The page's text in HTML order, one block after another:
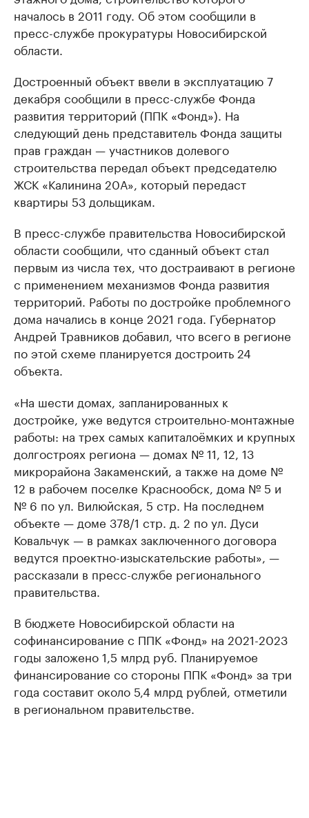
началось в 2011 году. Об этом сообщили в
пресс-службе прокуратуры Новосибирской
области.
Достроенный объект ввели в эксплуатацию 7
декабря сообщили в пресс-службе Фонда
развития территорий (ППК «Фонд»). На
следующий день представитель Фонда защиты
прав граждан — участников долевого
строительства передал объект председателю
ЖСК «Калинина 20А», который передаст
квартиры 53 дольщикам.
В пресс-службе правительства Новосибирской
области сообщили, что сданный объект стал
первым из числа тех, что достраивают в регионе
с применением механизмов Фонда развития
территорий. Работы по достройке проблемного
дома начались в конце 2021 года. Губернатор
Андрей Травников добавил, что всего в регионе
по этой схеме планируется достроить 24
объекта.
«На шести домах, запланированных к
достройке, уже ведутся строительно-монтажные
работы: на трех самых капиталоёмких и крупных
долгостроях региона — домах № 11, 12, 13
микрорайона Закаменский, а также на доме №
12 в рабочем поселке Краснообск, дома № 5 и
№ 6 по ул. Вилюйская, 5 стр. На последнем
объекте — доме 378/1 стр. д. 2 по ул. Дуси
Ковальчук — в рамках заключенного договора
ведутся проектно-изыскательские работы», —
рассказали в пресс-службе регионального
правительства.
В бюджете Новосибирской области на
софинансирование с ППК «Фонд» на 2021-2023
годы заложено 1,5 млрд руб. Планируемое
финансирование со стороны ППК «Фонд» за три
года составит около 5,4 млрд рублей, отметили
в региональном правительстве.